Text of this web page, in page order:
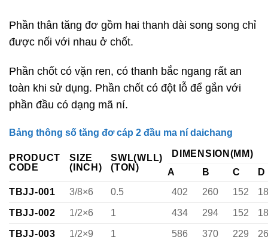
Phần thân tăng đơ gồm hai thanh dài song song chỉ
được nối với nhau ở chốt.
Phần chốt có vặn ren, có thanh bắc ngang rất an
toàn khi sử dụng. Phần chốt có đột lỗ để gắn với
phần đầu có dạng mã ní.
Bảng thông số tăng đơ cáp 2 đầu ma ní daichang
PRODUCT
CODE
SIZE
(INCH)
SWL(WLL)
(TON)
DIMENSION (MM)
A
B C
D
TBJJ-001
3/8×6 0.5 402 260 152
TBJJ-002 1/2×6 1 434 294 152
TBJJ-003 1/2×9 1 586 370 229